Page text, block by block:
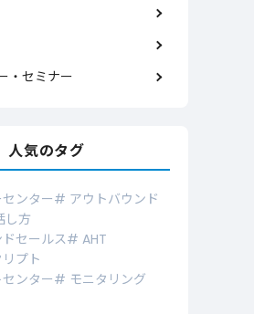
・セミナー
人気のタグ
ンター# アウトバウンド
方
セールス# AHT
プト
ンター# モニタリング